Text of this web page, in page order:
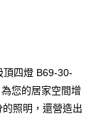
頂四燈 B69-30-
您的居家空間增
照明，還營造出